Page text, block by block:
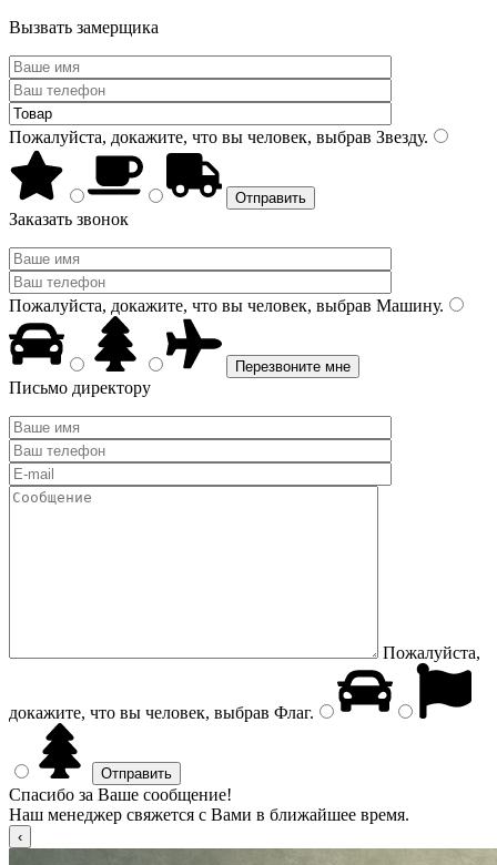
Вызвать замерщика
Пожалуйста, докажите, что вы человек, выбрав Звезду.
Заказать звонок
Пожалуйста, докажите, что вы человек, выбрав Машину.
Письмо директору
Пожалуйста,
докажите, что вы человек, выбрав Флаг.
Спасибо за Ваше сообщение!
Наш менеджер свяжется с Вами в ближайшее время.